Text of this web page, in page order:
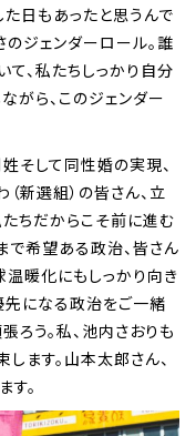
日もあったと思うんで
のジェンダーロール。誰
、私たちしっかり自分
がら、このジェンダー
そして同性婚の実現、
新選組）の皆さん、立
ちだからこそ前に進む
で希望ある政治、皆さん
温暖化にもしっかり向き
先になる政治をご一緒
ろう。私、池内さおりも
します。山本太郎さん、
す。